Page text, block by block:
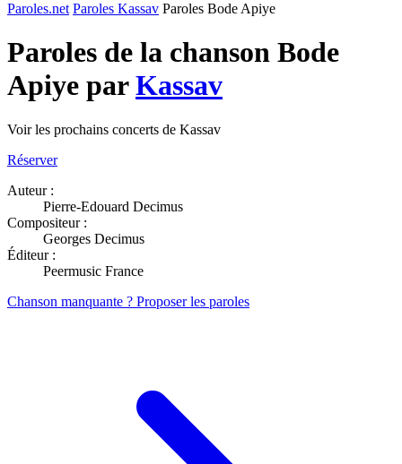
Paroles.net Paroles Kassav Paroles Bode Apiye
Paroles de la chanson Bode
Apiye parKassav
Voir les prochains concerts de Kassav
Réserver
Auteur :
Pierre-Edouard Decimus
Compositeur :
Georges Decimus
Éditeur :
Peermusic France
Chanson manquante ? Proposer les paroles